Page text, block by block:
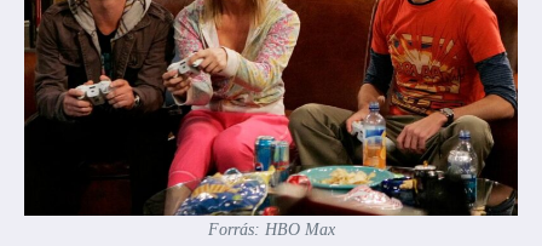
Forrás: HBO Max